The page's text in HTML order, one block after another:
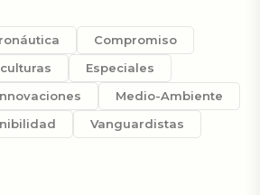
Compromiso
Especiales
Medio-Ambiente
Vanguardistas